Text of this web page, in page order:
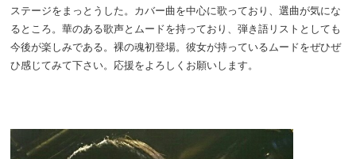
ステージをまっとうした。カバー曲を中心に歌っており、選曲が気にな
るところ。華のある歌声とムードを持っており、弾き語リストとしても
今後が楽しみである。裸の魂初登場。彼女が持っているムードをぜひぜ
ひ感じてみて下さい。応援をよろしくお願いします。